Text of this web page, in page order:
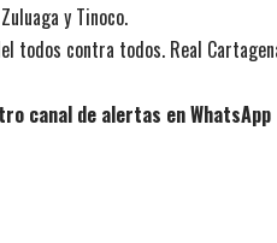
y Tinoco.
todos contra todos. Real
canal de alertas en WhatsApp